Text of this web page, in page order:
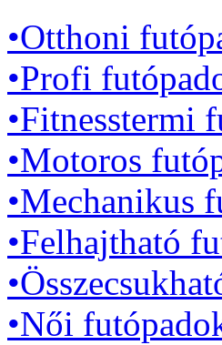
•Otthoni
•Profi
•Fitnesstermi
•Motoros
•Mechanikus
•Felhajtható
•Női